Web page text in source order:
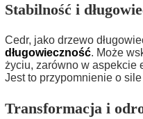
Stabilność i
Cedr, jako drzewo
długowieczność. Może
życiu, zarówno w aspekcie
Jest to przypomnienie o sile
Transformacja i